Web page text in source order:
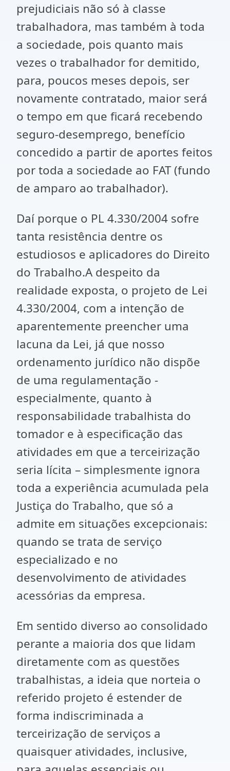
prejudiciais não só à classe
trabalhadora, mas também à toda
a sociedade, pois quanto mais
vezes o trabalhador for demitido,
para, poucos meses depois, ser
novamente contratado, maior será
o tempo em que ficará recebendo
seguro-desemprego, benefício
concedido a partir de aportes feitos
por toda a sociedade ao FAT (fundo
de amparo ao trabalhador).
Daí porque o PL 4.330/2004 sofre
tanta resistência dentre os
estudiosos e aplicadores do Direito
do Trabalho.A despeito da
realidade exposta, o projeto de Lei
4.330/2004, com a intenção de
aparentemente preencher uma
lacuna da Lei, já que nosso
ordenamento jurídico não dispõe
de uma regulamentação -
especialmente, quanto à
responsabilidade trabalhista do
tomador e à especificação das
atividades em que a terceirização
seria lícita – simplesmente ignora
toda a experiência acumulada pela
Justiça do Trabalho, que só a
admite em situações excepcionais:
quando se trata de serviço
especializado e no
desenvolvimento de atividades
acessórias da empresa.
Em sentido diverso ao consolidado
perante a maioria dos que lidam
diretamente com as questões
trabalhistas, a ideia que norteia o
referido projeto é estender de
forma indiscriminada a
terceirização de serviços a
quaisquer atividades, inclusive,